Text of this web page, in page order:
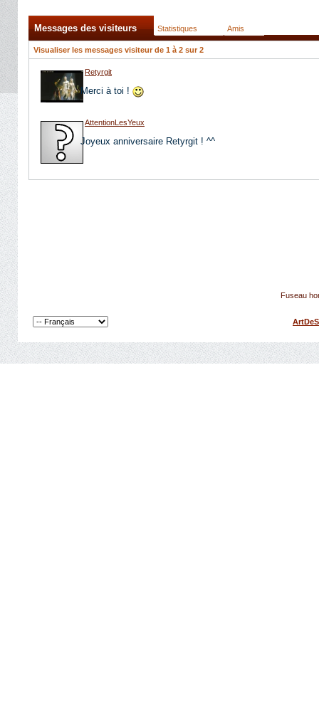
Messages des visiteurs Statistiques Amis
Visualiser les messages visiteur de 1 à 2 sur2
Retyrgit
Merci à toi !
AttentionLesYeux
Joyeux anniversaire Retyrgit ! ^^
Fuseau